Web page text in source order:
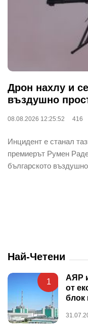
Дрон нахлу и
въздушно
08.08.2026 12:25:52 416
Инцидент е станал
премиерът Румен
българското
Най-Четени
1
АЯР
от
блок